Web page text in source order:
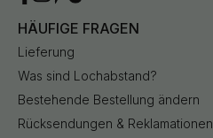
HÄUFIGE FRAGEN
Lieferung
Was sind Lochabstand?
Bestehende Bestellung ändern
Rücksendungen & Reklamationen